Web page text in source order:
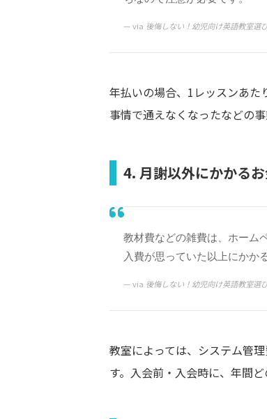
via 後悔しない！幼児向け英語教室選
年払いの場合、1レッスンあた
事情で通えなくなったなどの
4. 月謝以外にかかる
教材費などの雑費は、ホーム
入費が思っていた以上にかか
via 後悔しない！幼児向け英語教室選
教室によっては、システム管
す。入会前・入会時に、年間